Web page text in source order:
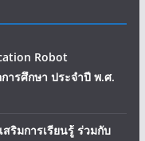
Robot
ารศึกษา ประจำปี พ.ศ.
ริมการเรียนรู้ ร่วมกับ